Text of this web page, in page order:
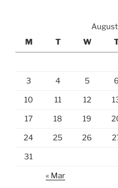
M
T W
3 4 5 6
10 11 12
17 18 19
24 25 26
31
« Mar